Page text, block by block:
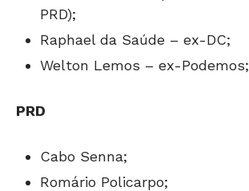
PRD);
Raphael da Saúde – ex-DC;
Welton Lemos – ex-Podemos;
PRD
Cabo Senna;
Romário Policarpo;